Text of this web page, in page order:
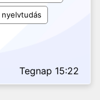
Tegnap 15:22